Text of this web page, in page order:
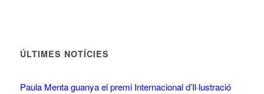
ÚLTIMES NOTÍCIES
Paula Menta guanya el premi Internacional d’Il·lustració